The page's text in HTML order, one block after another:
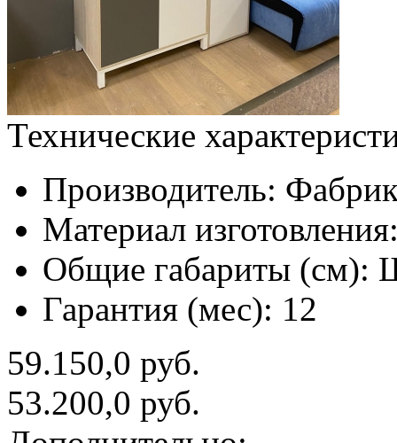
Технические
Производитель:
Материал
Общие габариты (см):
Гарантия (мес): 12
59.150,0 руб.
53.200,0 руб.